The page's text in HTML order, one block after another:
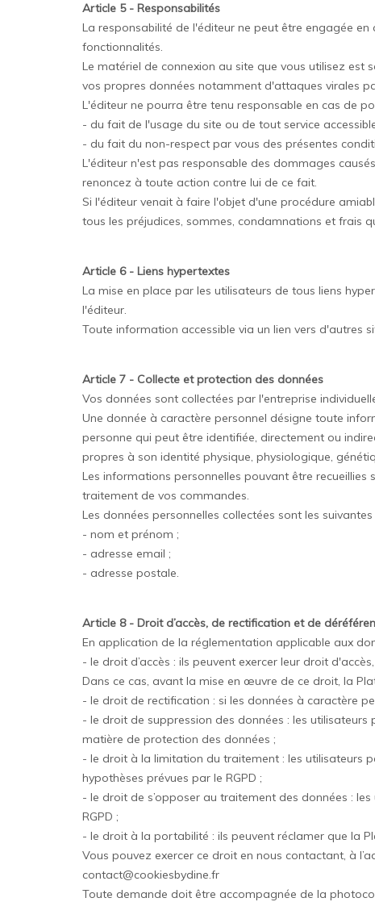
Article 5 - Responsabilités
La responsabilité de l'éditeur ne peut être engagée
fonctionnalités.
Le matériel de connexion au site que vous utilisez
vos propres données notamment d'attaques virales
L'éditeur ne pourra être tenu responsable en cas de
- du fait de l'usage du site ou de tout service
- du fait du non-respect par vous des présentes
L'éditeur n'est pas responsable des dommages
renoncez à toute action contre lui de ce fait.
Si l'éditeur venait à faire l'objet d'une procédure
tous les préjudices, sommes, condamnations et frais
Article 6 - Liens hypertextes
La mise en place par les utilisateurs de tous liens
l'éditeur.
Toute information accessible via un lien vers d'autres
Article 7 - Collecte et protection des données
Vos données sont collectées par l'entreprise
Une donnée à caractère personnel désigne toute
personne qui peut être identifiée, directement ou
propres à son identité physique, physiologique,
Les informations personnelles pouvant être
traitement de vos commandes.
Les données personnelles collectées sont les suivantes
- nom et prénom ;
- adresse email ;
- adresse postale.
Article 8 - Droit d’accès, de rectification et de
En application de la réglementation applicable aux
- le droit d’accès : ils peuvent exercer leur droit
Dans ce cas, avant la mise en œuvre de ce droit, la
- le droit de rectification : si les données à caractère
- le droit de suppression des données : les
matière de protection des données ;
- le droit à la limitation du traitement : les utilisateurs
hypothèses prévues par le RGPD ;
- le droit de s’opposer au traitement des données :
RGPD ;
- le droit à la portabilité : ils peuvent réclamer que la
Vous pouvez exercer ce droit en nous contactant, à
contact@cookiesbydine.fr
Toute demande doit être accompagnée de la